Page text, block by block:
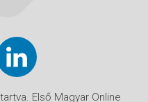
Első Magyar Online